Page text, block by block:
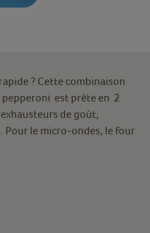
? Cette combinaison
pepperoni est prête en 2
de goût,
Pour le micro-ondes, le four